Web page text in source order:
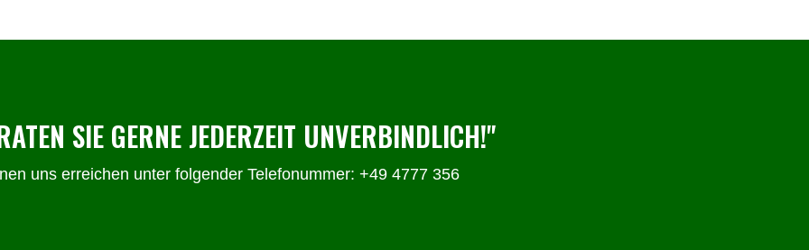
SIE GERNE JEDERZEIT UNVERBINDLICH!"
uns erreichen unter folgender Telefonummer: +49 4777 356